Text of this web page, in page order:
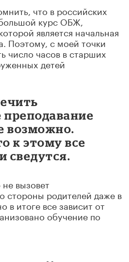
что в российских
курс ОБЖ,
является начальная
Поэтому, с моей точки
число часов в старших
детей
преподавание
возможно.
к этому все
сведутся.
вызовет
стороны родителей даже в
в итоге все зависит от
обучение по